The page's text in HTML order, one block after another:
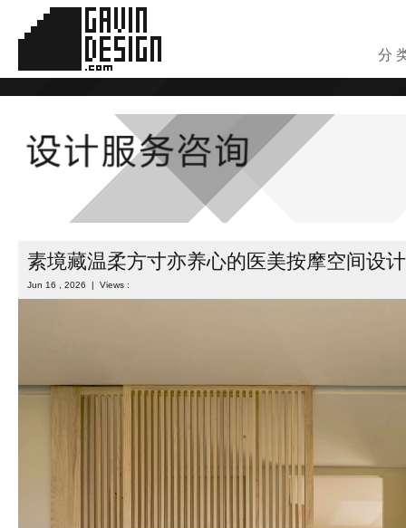
分
素境藏温柔方寸亦养心的医美按摩空间设计
Jun 16 , 2026 | Views :